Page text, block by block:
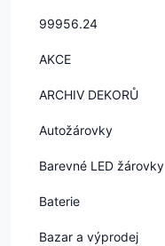
99956.24
AKCE
ARCHIV DEKORŮ
Autožárovky
Barevné LED žárovky
Baterie
Bazar a výprodej